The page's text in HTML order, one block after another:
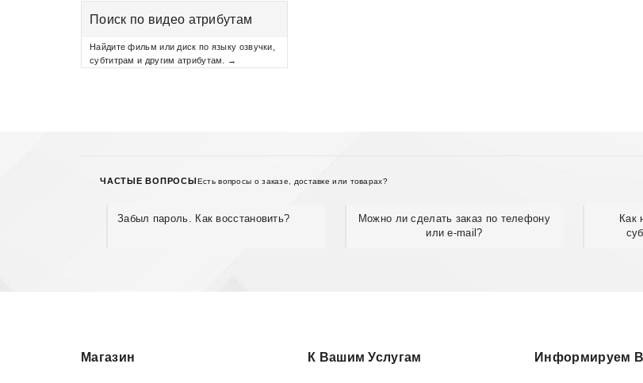
Поиск по видео атрибутам
Найдите фильм или диск по языку озвучки,
субтитрам и другим атрибутам. →
ЧАСТЫЕ ВОПРОСЫЕсть вопросы о заказе, доставке или товарах?
Забыл пароль. Как восстановить?
Можно ли сделать заказ по телефону
или e-mail?
Как
Магазин К Вашим Услугам Информируем